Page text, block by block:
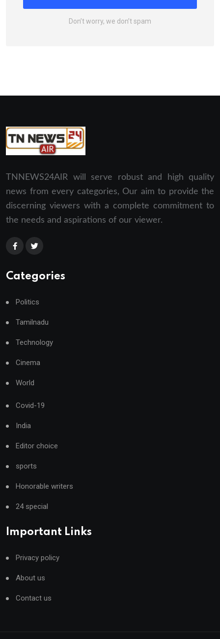
Don’t worry, we don’t spam
TNNEWS24AIR will serve robust and high quality
news from every categories, Our aim to provide the
discerning viewers with a complete commitment to
the needs and aspirations of our viewer.
Categories
Politics
Tamilnadu
Technology
Cinema
World
Covid-19
India
Editor choice
sports
Honorable writers
24 special
Important Links
Privacy policy
About us
Contact us